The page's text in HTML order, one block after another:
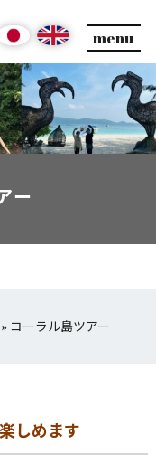
menu
ー
» コーラル島ツアー
しめます